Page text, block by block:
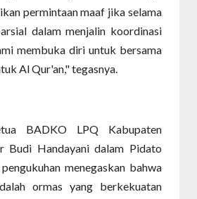
permintaan maaf jika selama
dalam menjalin koordinasi
membuka diri untuk bersama
Al Qur'an," tegasnya.
BADKO LPQ Kabupaten
Budi Handayani dalam Pidato
menegaskan bahwa
ormas yang berkekuatan